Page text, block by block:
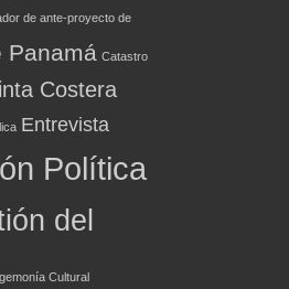
de ante-proyecto de
Panamá Catastro
Costera
Entrevista
Política
del
Cultural